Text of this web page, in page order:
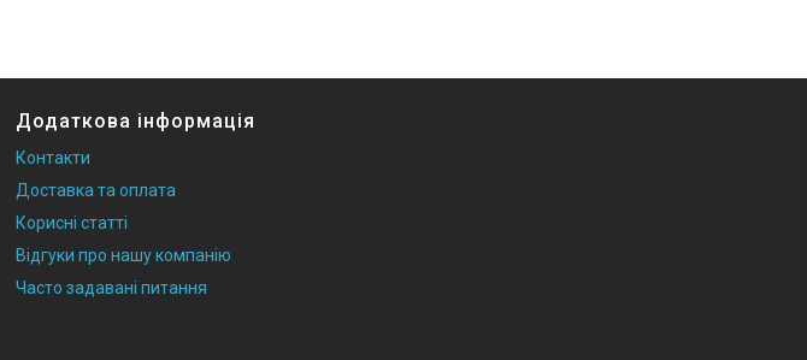
Додаткова інформація
Контакти
Доставка та оплата
Корисні статті
Відгуки про нашу компанію
Часто задавані питання